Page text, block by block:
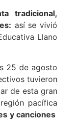
tradicional,
así se vivió
Llano
25 de agosto
tuvieron
de esta gran
pacífica
y canciones